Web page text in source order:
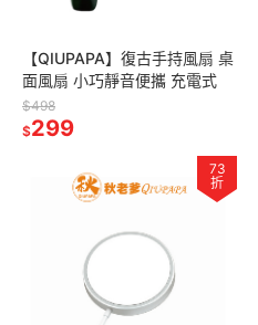
【QIUPAPA】復古手持風扇 桌
面風扇 小巧靜音便攜 充電式
$498
$299
73
折